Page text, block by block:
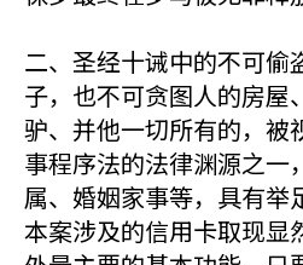
二、圣经十诫中的不可偷
子，也不可贪图人的房屋
驴、并他一切所有的，被
事程序法的法律渊源之一
属、婚姻家事等，具有举
本案涉及的信用卡取现显